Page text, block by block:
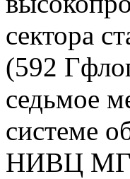
сектора
(592
седьмое
системе
НИВЦ МГУ